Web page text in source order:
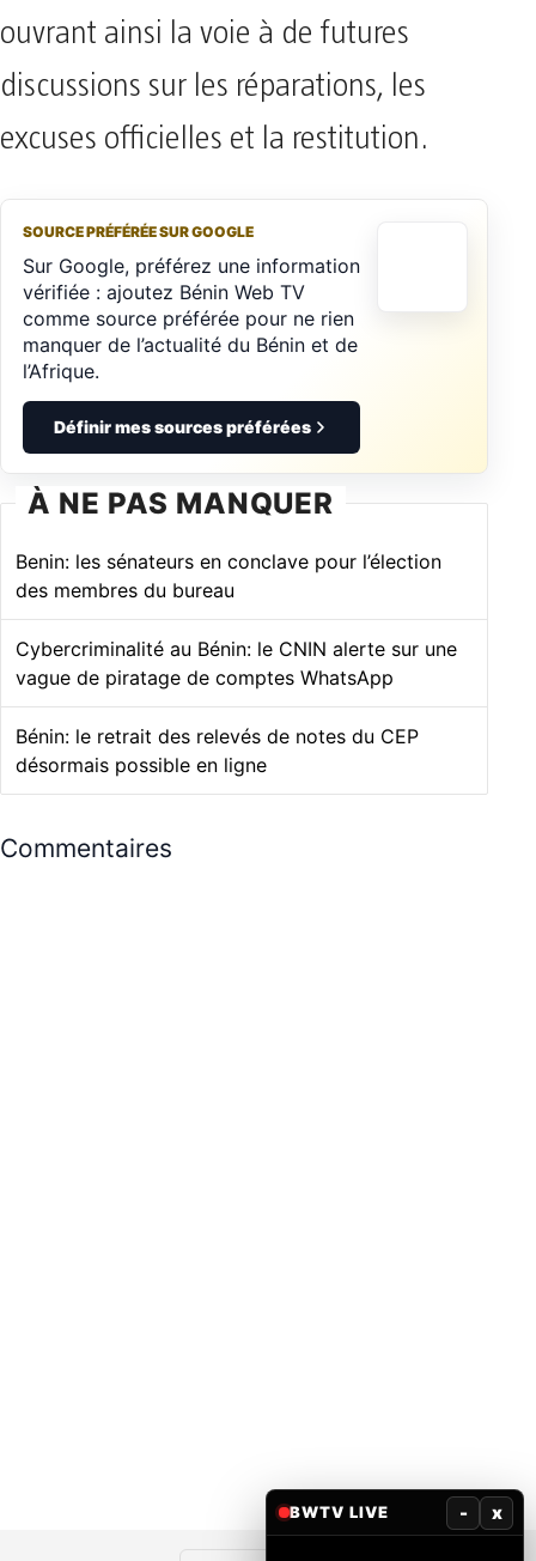
ouvrant ainsi la voie à de futures
discussions sur les réparations, les
excuses officielles et la restitution.
SOURCE PRÉFÉRÉE SUR GOOGLE
Sur Google, préférez une information
vérifiée : ajoutez Bénin Web TV
comme source préférée pour ne rien
manquer de l’actualité du Bénin et de
l’Afrique.
Définir mes sources préférées
À NE PAS MANQUER
Benin: les sénateurs en conclave pour l’élection
des membres du bureau
Cybercriminalité au Bénin: le CNIN alerte sur une
vague de piratage de comptes WhatsApp
Bénin: le retrait des relevés de notes du CEP
désormais possible en ligne
Commentaires
BWTV LIVE - x